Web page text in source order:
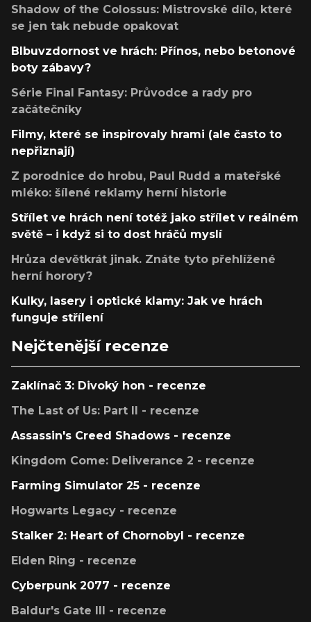
Shadow of the Colossus: Mistrovské dílo, které
se jen tak nebude opakovat
Blbuvzdornost ve hrách: Přínos, nebo betonové
boty zábavy?
Série Final Fantasy: Průvodce a rady pro
začátečníky
Filmy, které se inspirovaly hrami (ale často to
nepřiznají)
Z porodnice do hrobu, Paul Rudd a mateřské
mléko: šílené reklamy herní historie
Střílet ve hrách není totéž jako střílet v reálném
světě – i když si to dost hráčů myslí
Hrůza devětkrát jinak. Znáte tyto přehlížené
herní horory?
Kulky, lasery i optické klamy: Jak ve hrách
funguje střílení
Nejčtenější recenze
Zaklínač 3: Divoký hon - recenze
The Last of Us: Part II - recenze
Assassin's Creed Shadows - recenze
Kingdom Come: Deliverance 2 - recenze
Farming Simulator 25 - recenze
Hogwarts Legacy - recenze
Stalker 2: Heart of Chornobyl - recenze
Elden Ring - recenze
Cyberpunk 2077 - recenze
Baldur's Gate III - recenze